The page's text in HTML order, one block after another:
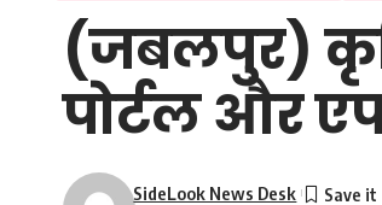
(जबलपुर)
पोर्टल और
SideLook News Desk